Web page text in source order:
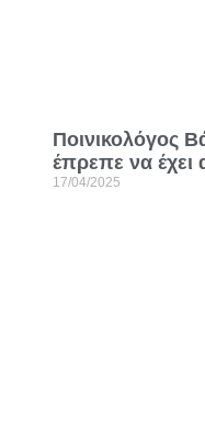
Ποινικολόγος
έπρεπε να έχει
17/04/2025